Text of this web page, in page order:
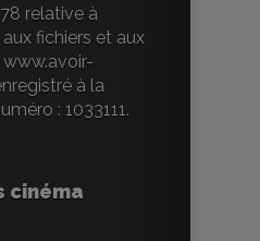
relative à
fichiers et aux
à la
: 1033111.
cinéma